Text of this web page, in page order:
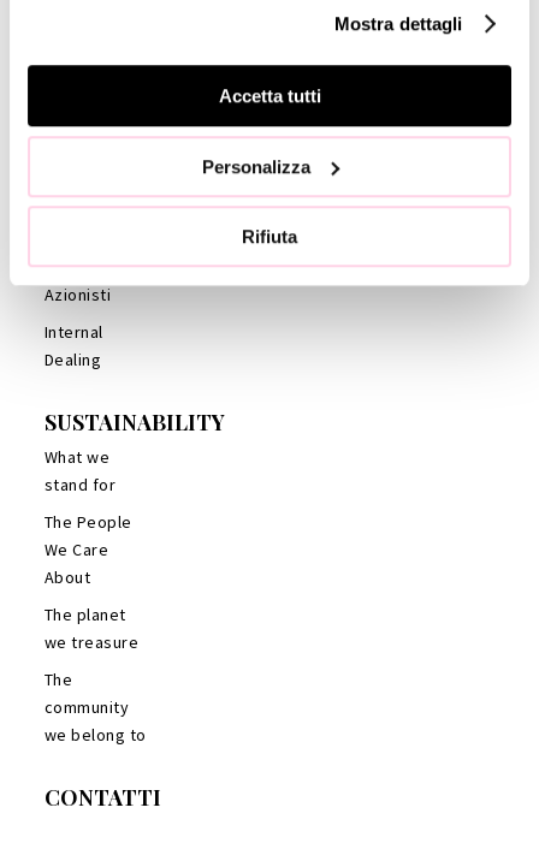
Mostra dettagli
Accetta tutti
Personalizza
Rifiuta
Statuto
Condotta
revisione
Assemblea
Azionisti
Internal
Dealing
SUSTAINABILITY
What we
stand for
The People
We Care
About
The planet
we treasure
The
community
we belong to
CONTATTI